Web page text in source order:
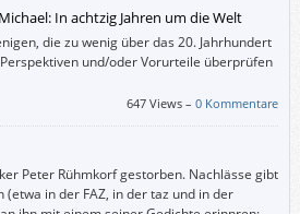
In achtzig Jahren um die Welt
die zu wenig über das 20. Jahrhundert
und/oder Vorurteile überprüfen
647 Views –0 Kommentare
Peter Rühmkorf gestorben. Nachlässe gibt
in der FAZ, in der taz und in der